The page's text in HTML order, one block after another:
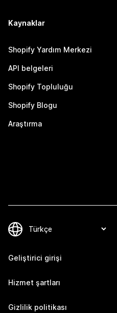
Kaynaklar
Shopify Yardım Merkezi
API belgeleri
Shopify Topluluğu
Shopify Blogu
Araştırma
Geliştirici girişi
Hizmet şartları
Gizlilik politikası